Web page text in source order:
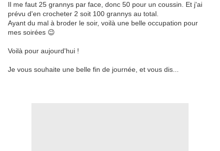
Il me faut 25 grannys par face, donc 50 pour un coussin. Et j'ai
prévu d'en crocheter 2 soit 100 grannys au total.
Ayant du mal à broder le soir, voilà une belle occupation pour
mes soirées 😉
Voilà pour aujourd'hui !
Je vous souhaite une belle fin de journée, et vous dis...